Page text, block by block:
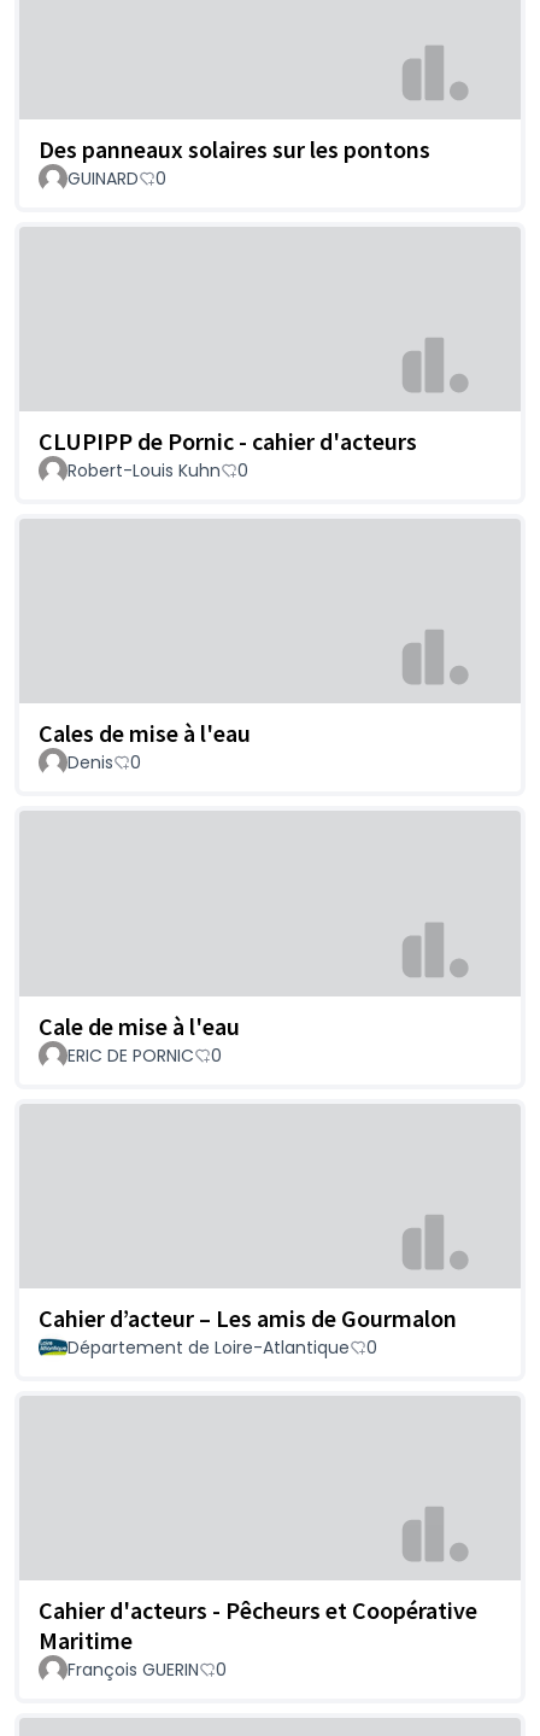
Des panneaux solaires sur les pontons
GUINARD 0
CLUPIPP de Pornic - cahier d'acteurs
Robert-Louis Kuhn 0
Cales de mise à l'eau
Denis 0
Cale de mise à l'eau
ERIC DE PORNIC 0
Cahier d’acteur – Les amis de Gourmalon
Département de Loire-Atlantique 0
Cahier d'acteurs - Pêcheurs et Coopérative
Maritime
François GUERIN 0